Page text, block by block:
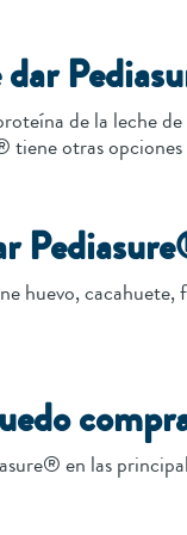
dar
de la leche
otras
huevo, cacahuete,
en las